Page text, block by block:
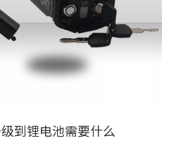
到锂电池需要什么